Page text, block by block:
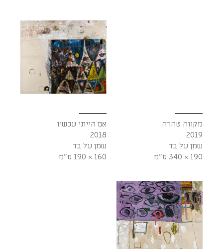
מקווה טהרה
2019
שמן על בד
190 × 340 ס"מ
אם הייתי עכשיו
2018
שמן על בד
160 × 190 ס"מ